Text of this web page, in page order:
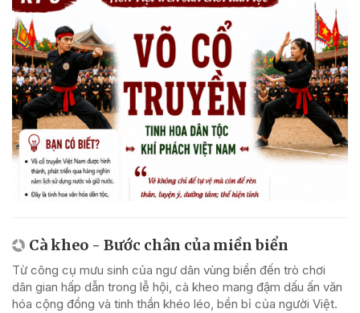
Cà kheo - Bước chân của miền biển
Từ công cụ mưu sinh của ngư dân vùng biển đến trò chơi
dân gian hấp dẫn trong lễ hội, cà kheo mang đậm dấu ấn văn
hóa cộng đồng và tinh thần khéo léo, bền bỉ của người Việt.